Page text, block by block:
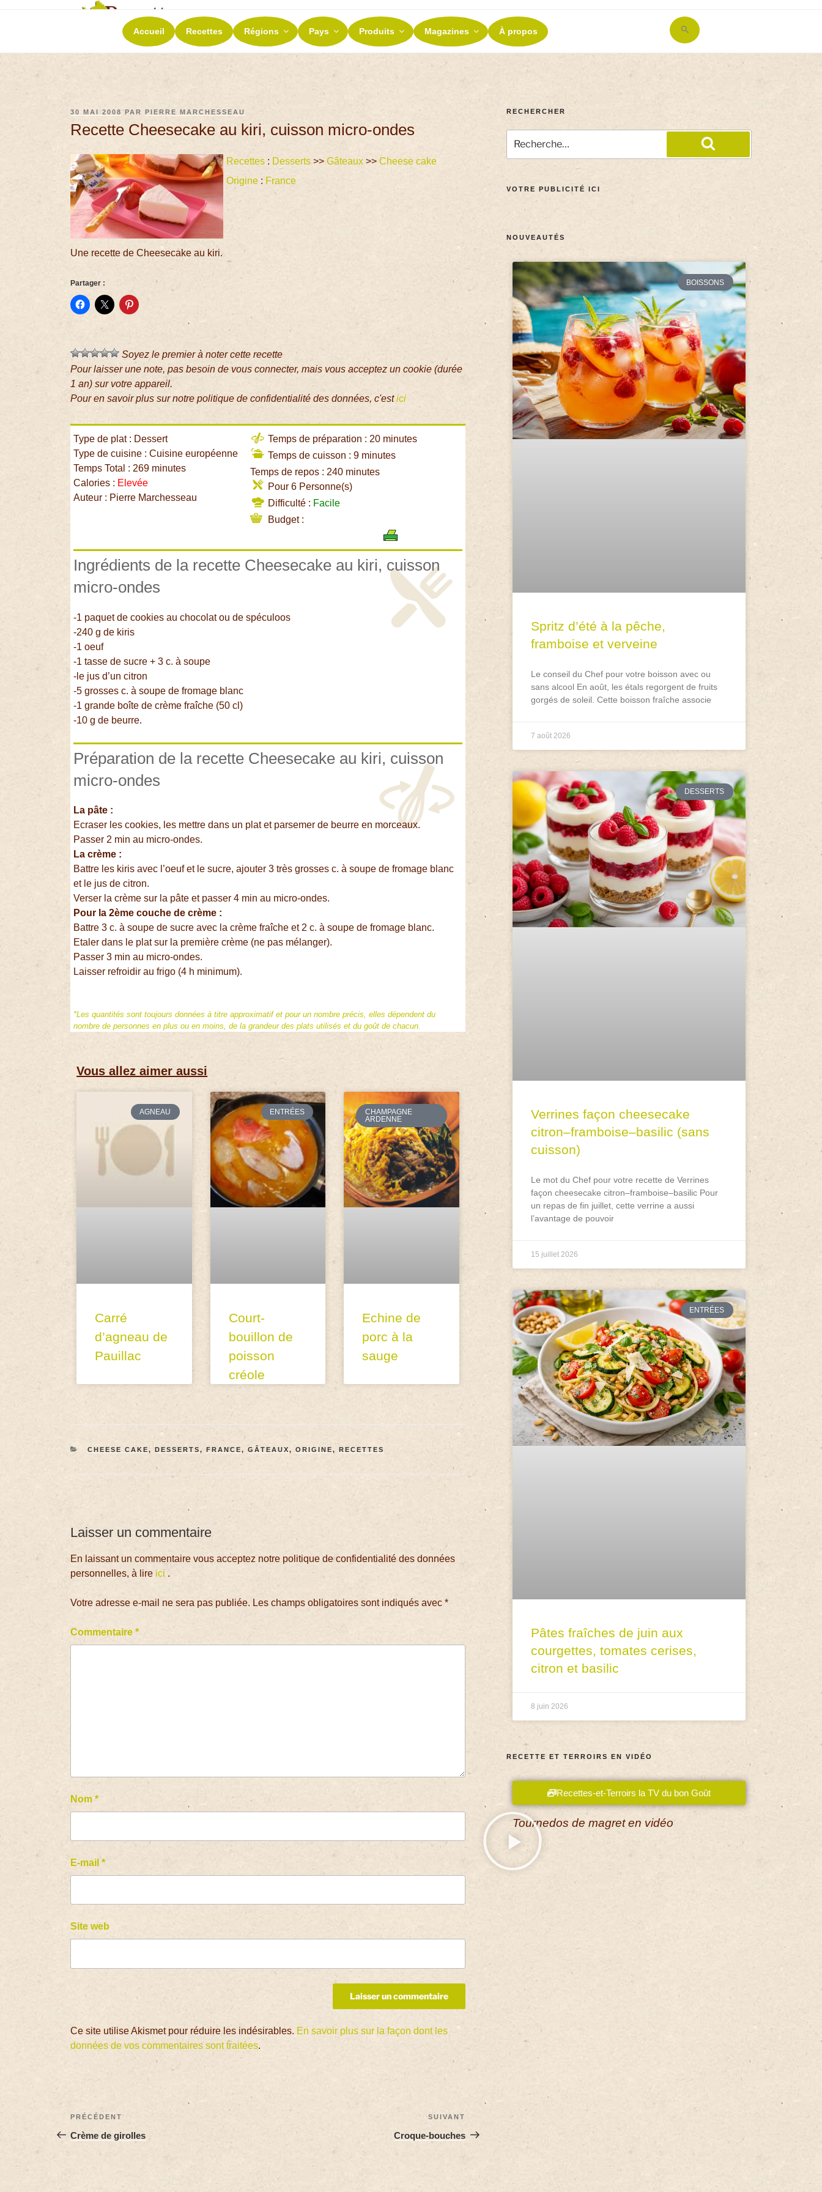
RECETTES ET TERROIRS
La richesse de nos terroirs
Accueil Recettes Régions Pays Produits Magazines À propos
Search
for:
30 MAI 2008 PARPIERRE MARCHESSEAU
Recette Cheesecake au kiri, cuisson micro-ondes
Recettes : Desserts >>Gâteaux >>Cheese cake
Origine : France
Une recette de Cheesecake au kiri.
Partager :
Soyez le premier à noter cette recette
Pour laisser une note, pas besoin de vous connecter, mais vous acceptez un cookie (durée
1 an) sur votre appareil.
Pour en savoir plus sur notre politique de confidentialité des données, c'estici
Type de plat : Dessert
Type de cuisine : Cuisine européenne
Temps Total : 269 minutes
Calories : Elevée
Auteur : Pierre Marchesseau
Temps de préparation : 20 minutes
Temps de cuisson : 9 minutes
Temps de repos : 240 minutes
Pour 6 Personne(s)
Difficulté : Facile
Budget :
Ingrédients de la recette Cheesecake au kiri, cuisson
micro-ondes
-1 paquet de cookies au chocolat ou de spéculoos
-240 g de kiris
-1 oeuf
-1 tasse de sucre + 3 c. à soupe
-le jus d’un citron
-5 grosses c. à soupe de fromage blanc
-1 grande boîte de crème fraîche (50 cl)
-10 g de beurre.
Préparation de la recette Cheesecake au kiri, cuisson
micro-ondes
La pâte :
Ecraser les cookies, les mettre dans un plat et parsemer de beurre en morceaux.
Passer 2 min au micro-ondes.
La crème :
Battre les kiris avec l’oeuf et le sucre, ajouter 3 très grosses c. à soupe de fromage blanc
et le jus de citron.
Verser la crème sur la pâte et passer 4 min au micro-ondes.
Pour la 2ème couche de crème :
Battre 3 c. à soupe de sucre avec la crème fraîche et 2 c. à soupe de fromage blanc.
Etaler dans le plat sur la première crème (ne pas mélanger).
Passer 3 min au micro-ondes.
Laisser refroidir au frigo (4 h minimum).
*Les quantités sont toujours données à titre approximatif et pour un nombre précis, elles dépendent du
nombre de personnes en plus ou en moins, de la grandeur des plats utilisés et du goût de chacun.
Vous allez aimer aussi
AGNEAU
Carré
d’agneau de
Pauillac
ENTRÉES
Court-
bouillon de
poisson
créole
CHAMPAGNE
ARDENNE
Echine de
porc à la
sauge
CHEESE CAKE, DESSERTS, FRANCE, GÂTEAUX, ORIGINE, RECETTES
Laisser un commentaire
En laissant un commentaire vous acceptez notre politique de confidentialité des données
personnelles, à lire ici .
Votre adresse e-mail ne sera pas publiée. Les champs obligatoires sont indiqués avec*
Commentaire*
Nom*
E-mail*
Site web
Ce site utilise Akismet pour réduire les indésirables. En savoir plus sur la façon dont les
données de vos commentaires sont traitées.
PRÉCÉDENT
Crème de girolles
SUIVANT
Croque-bouches
RECHERCHER
VOTRE PUBLICITÉ ICI
NOUVEAUTÉS
BOISSONS
Spritz d’été à la pêche,
framboise et verveine
Le conseil du Chef pour votre boisson avec ou
sans alcool En août, les étals regorgent de fruits
gorgés de soleil. Cette boisson fraîche associe
7 août 2026
DESSERTS
Verrines façon cheesecake
citron–framboise–basilic (sans
cuisson)
Le mot du Chef pour votre recette de Verrines
façon cheesecake citron–framboise–basilic Pour
un repas de fin juillet, cette verrine a aussi
l’avantage de pouvoir
15 juillet 2026
ENTRÉES
Pâtes fraîches de juin aux
courgettes, tomates cerises,
citron et basilic
8 juin 2026
RECETTE ET TERROIRS EN VIDÉO
Recettes-et-Terroirs la TV du bon Goût
Tournedos de magret en vidéo